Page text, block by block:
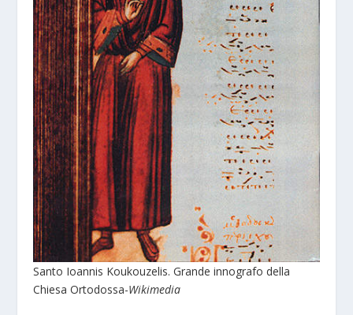
Santo Ioannis Koukouzelis. Grande innografo della
Chiesa Ortodossa-Wikimedia